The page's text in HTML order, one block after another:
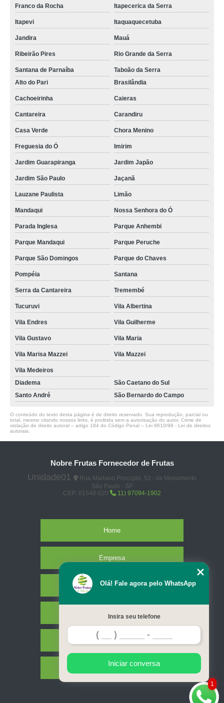
Franco da Rocha Itapecerica da Serra
Itapevi Itaquaquecetuba
Jandira Mauá
Ribeirão Pires Rio Grande da Serra
Santana de Parnaíba
Taboão da Serra
Alto do Pari
Brasilândia
Cachoeirinha Caieras
Cantareira Carandiru
Casa Verde Chora Menino
Freguesia do Ó Imirim
Jardim Guarapiranga Jardim Japão
Jardim São Paulo Jaçanã
Lauzane Paulista Limão
Mandaqui Nossa Senhora do Ó
Parada Inglesa Parque Anhembi
Parque Mandaqui Parque Peruche
Parque São Domingos Parque do Chaves
Pompéia Santana
Serra da Cantareira Tremembé
Tucuruvi Vila Albertina
Vila Endres Vila Guilherme
Vila Gustavo Vila Maria
Vila Marisa Mazzei Vila Mazzei
Vila Medeiros
Diadema
São Caetano do Sul
Santo André
São Bernardo do Campo
O conteúdo do texto desta página é de direito reservado. Sua reprodução, parcial ou
total, mesmo citando nossos links, é proibida sem a autorização do autor. Crime de
violação de direito autoral – artigo 184 do Código Penal – Lei 9610/98 - Lei de direitos
autorais
Nobre Frutas Fornecedor de Frutas
Unidade01
Rua Mariano Procopio, 52 - ila Monumento
São Paulo - SP
CEP: 01548-020
11) 97094-1902
Home
Empresa
Missão
Serviços
Contato
Mapa do site
1
Olá! Fale agora pelo WhatsApp
Insira seu telefone
Iniciar conversa